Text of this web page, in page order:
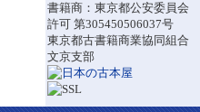
書籍商：東京都公安委員会
許可 第305450506037号
東京都古書籍商業協同組合
文京支部